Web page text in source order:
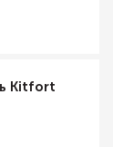
Kitfort